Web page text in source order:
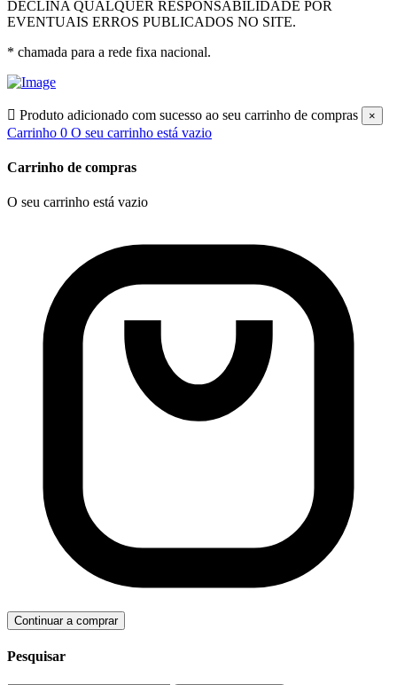
DECLINA QUALQUER RESPONSABILIDADE POR
EVENTUAIS ERROS PUBLICADOS NO SITE.
* chamada para a rede fixa nacional.
 Produto adicionado com sucesso ao seu carrinho de compras ×
Carrinho 0 O seu carrinho está vazio
Carrinho de compras
O seu carrinho está vazio
Continuar a comprar
Pesquisar